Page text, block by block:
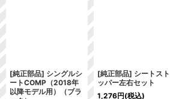
[純正部品] シングルシ
ートCOMP（2018年
以降モデル用）（ブラ
[純正部品] シートスト
ッパー左右セット
1,276円(税込)